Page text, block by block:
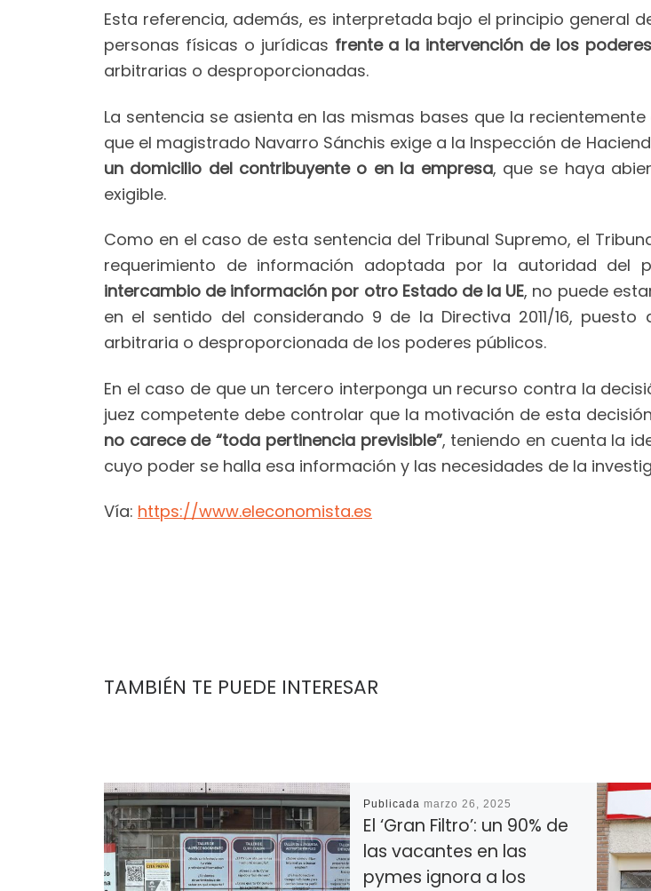
Esta referencia, además, es interpretada bajo el principio general
personas físicas o jurídicas frente a la intervención de los
arbitrarias o desproporcionadas.
La sentencia se asienta en las mismas bases que la
que el magistrado Navarro Sánchis exige a la Inspección de
un domicilio del contribuyente o en la empresa, que se haya
exigible.
Como en el caso de esta sentencia del Tribunal Supremo, el
requerimiento de información adoptada por la autoridad
intercambio de información por otro Estado de la UE, no puede
en el sentido del considerando 9 de la Directiva 2011/16,
arbitraria o desproporcionada de los poderes públicos.
En el caso de que un tercero interponga un recurso contra la
juez competente debe controlar que la motivación de esta
no carece de “toda pertinencia previsible”, teniendo en cuenta la
cuyo poder se halla esa información y las necesidades de la
Vía: https://www.eleconomista.es
TAMBIÉN TE PUEDE INTERESAR
Publicada marzo 26, 2025
El ‘Gran Filtro’: un 90% de
las vacantes en las
pymes ignora a los